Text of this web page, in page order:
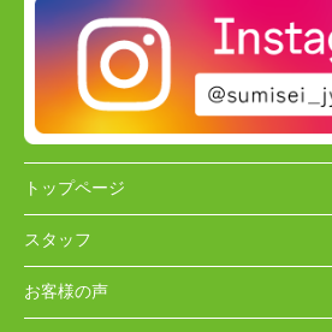
トップページ
スタッフ
お客様の声